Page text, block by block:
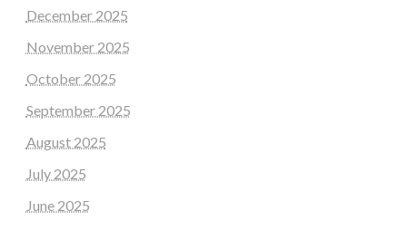
December 2025
November 2025
October 2025
September 2025
August 2025
July 2025
June 2025